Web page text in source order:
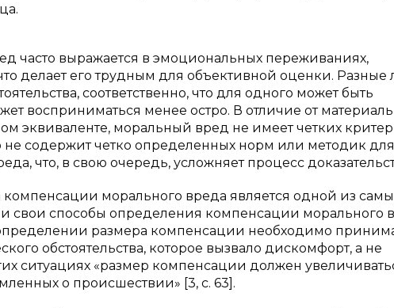
часто выражается в эмоциональных переживаниях,
делает его трудным для объективной оценки. Разные
соответственно, что для одного может быть
восприниматься менее остро. В отличие от
эквиваленте, моральный вред не имеет четких
не содержит четко определенных норм или методик для
что, в свою очередь, усложняет процесс
морального вреда является одной из
свои способы определения компенсации морального
размера компенсации необходимо
обстоятельства, которое вызвало дискомфорт, а не
ситуациях «размер компенсации должен
о происшествии» [3, с. 63].